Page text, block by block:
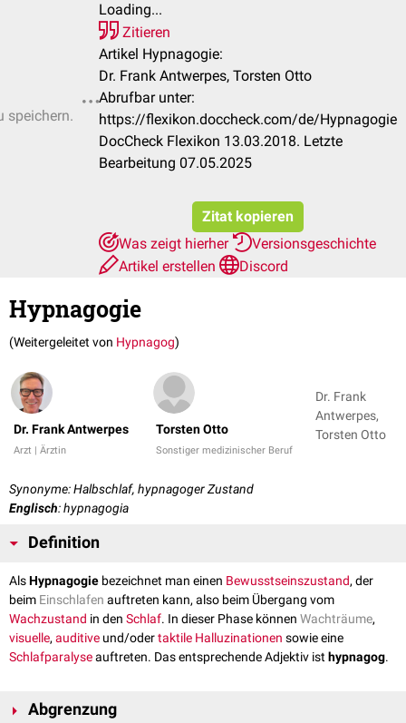
speichern.
Loading...
Zitieren
Artikel Hypnagogie:
Dr. Frank Antwerpes, Torsten Otto
Abrufbar unter:
https://flexikon.doccheck.com/de/Hypnagogie
DocCheck Flexikon 13.03.2018. Letzte
Bearbeitung 07.05.2025
Zitat kopieren
Was zeigt hierher
Versionsgeschichte
Artikel erstellen
Discord
Hypnagogie
(Weitergeleitet von Hypnagog)
Dr. Frank Antwerpes
Arzt | Ärztin
Torsten Otto
Sonstiger medizinischer Beruf
Dr. Frank
Antwerpes,
Torsten Otto
Synonyme: Halbschlaf, hypnagoger Zustand
Englisch: hypnagogia
Definition
AlsHypnagogie bezeichnet man einen Bewusstseinszustand, der
beim Einschlafen auftreten kann, also beim Übergang vom
Wachzustand in den Schlaf. In dieser Phase können Wachträume,
visuelle, auditive und/odertaktile Halluzinationen sowie eine
Schlafparalyseauftreten. Das entsprechende Adjektiv isthypnagog.
Abgrenzung